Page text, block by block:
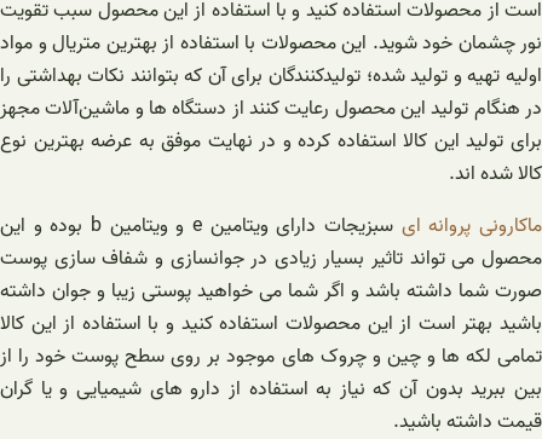
است از محصولات استفاده کنید و با استفاده از این محصول سبب تقویت
نور چشمان خود شوید. این محصولات با استفاده از بهترین متریال و مواد
اولیه تهیه و تولید شده؛ تولیدکنندگان برای آن که بتوانند نکات بهداشتی را
در هنگام تولید این محصول رعایت کنند از دستگاه‌ ها و ماشین‌آلات مجهز
برای تولید این کالا استفاده کرده و در نهایت موفق به عرضه بهترین نوع
کالا شده اند.
ماکارونی پروانه ای
سبزیجات دارای ویتامین e و ویتامین b بوده و این
محصول می تواند تاثیر بسیار زیادی در جوانسازی و شفاف سازی پوست
صورت شما داشته باشد و اگر شما می خواهید پوستی زیبا و جوان داشته
باشید بهتر است از این محصولات استفاده کنید و با استفاده از این کالا
تمامی لکه ها و چین و چروک های موجود بر روی سطح پوست خود را از
بین ببرید بدون آن که نیاز به استفاده از دارو های شیمیایی و یا گران
قیمت داشته باشید.